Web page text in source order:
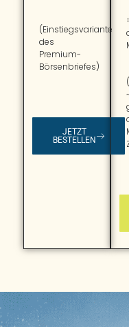
(Einstiegsvariante
des
Premium-
Börsenbriefes)
JETZT
BESTELLEN